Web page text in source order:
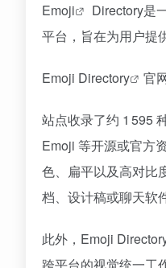
Emoji Directory是
平台，旨在为用户提
Emoji Directory 官
站点收录了约 1 595
Emoji 等开源或官方
色、扁平以及高对比
档、设计稿或聊天软
此外，Emoji